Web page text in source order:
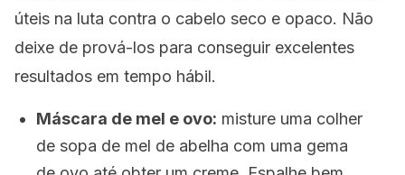
úteis na luta contra o cabelo seco e opaco. Não
deixe de prová-los para conseguir excelentes
resultados em tempo hábil.
Máscara de mel e ovo: misture uma colher
de sopa de mel de abelha com uma gema